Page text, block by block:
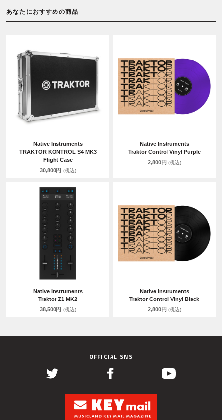
あなたにおすすめの商品
Native Instruments
TRAKTOR KONTROL S4 MK3
Flight Case
30,800円 (税込)
Native Instruments
Traktor Control Vinyl Purple
2,800円 (税込)
Native Instruments
Traktor Z1 MK2
38,500円 (税込)
Native Instruments
Traktor Control Vinyl Black
2,800円 (税込)
OFFICIAL SNS